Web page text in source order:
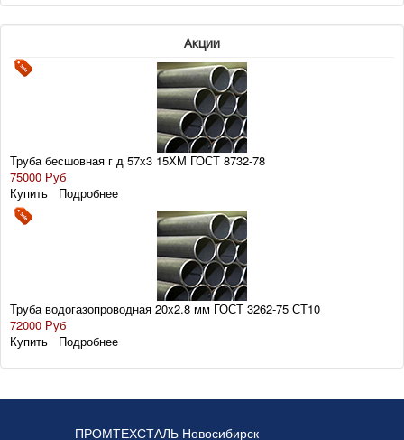
Акции
Труба бесшовная г д 57х3 15ХМ ГОСТ 8732-78
75000 Руб
Купить
Подробнее
Труба водогазопроводная 20х2.8 мм ГОСТ 3262-75 СТ10
72000 Руб
Купить
Подробнее
ПРОМТЕХСТАЛЬ Новосибирск